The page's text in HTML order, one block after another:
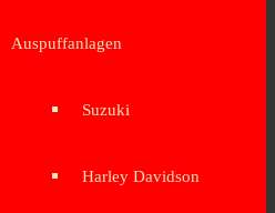
Auspuffanlagen
Suzuki
Harley Davidson